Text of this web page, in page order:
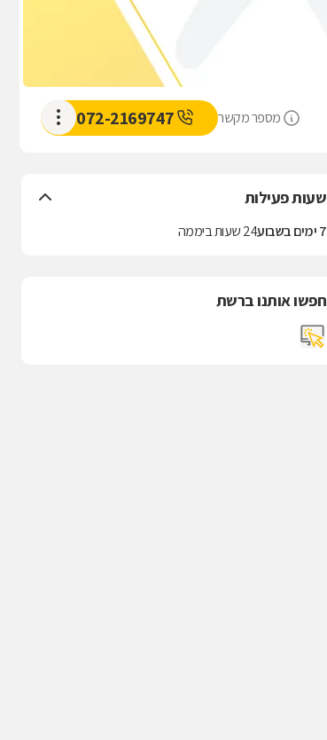
מספר מקשר 072-2169747
שעות פעילות
7 ימים בשבוע 24 שעות ביממה
חפשו אותנו ברשת